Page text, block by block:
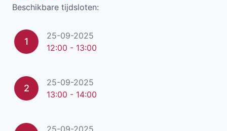
Beschikbare tijdsloten:
1
25-09-2025
12:00 - 13:00
2
25-09-2025
13:00 - 14:00
25-09-2025